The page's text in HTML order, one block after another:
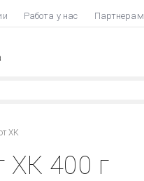
Работа у нас Партнерам
ХК
ХК 400 г